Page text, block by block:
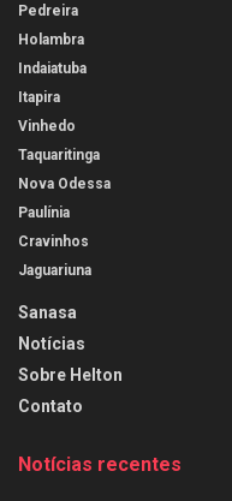
Pedreira
Holambra
Indaiatuba
Itapira
Vinhedo
Taquaritinga
Nova Odessa
Paulínia
Cravinhos
Jaguariuna
Sanasa
Notícias
Sobre Helton
Contato
Notícias recentes